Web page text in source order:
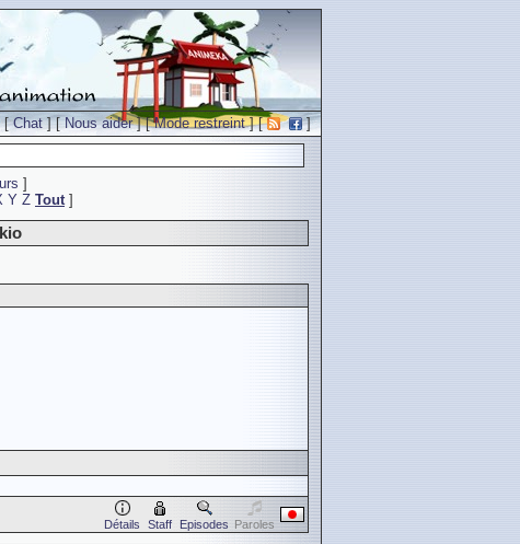
[Chat] [Nous aider] [Mode restreint] [ ]
]
Y Z Tout]
Détails Staff Episodes Paroles